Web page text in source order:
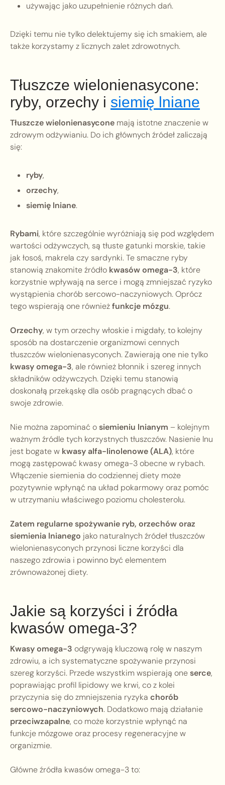
używając jako uzupełnienie różnych dań.
Dzięki temu nie tylko delektujemy się ich smakiem, ale
także korzystamy z licznych zalet zdrowotnych.
Tłuszcze wielonienasycone:
ryby, orzechy i siemię lniane
Tłuszcze wielonienasycone mają istotne znaczenie w
zdrowym odżywianiu. Do ich głównych źródeł zaliczają
się:
ryby,
orzechy,
siemię lniane.
Rybami, które szczególnie wyróżniają się pod względem
wartości odżywczych, są tłuste gatunki morskie, takie
jak łosoś, makrela czy sardynki. Te smaczne ryby
stanowią znakomite źródło kwasów omega-3, które
korzystnie wpływają na serce i mogą zmniejszać ryzyko
wystąpienia chorób sercowo-naczyniowych. Oprócz
tego wspierają one równieżfunkcje mózgu.
Orzechy, w tym orzechy włoskie i migdały, to kolejny
sposób na dostarczenie organizmowi cennych
tłuszczów wielonienasyconych. Zawierają one nie tylko
kwasy omega-3, ale również błonnik i szereg innych
składników odżywczych. Dzięki temu stanowią
doskonałą przekąskę dla osób pragnących dbać o
swoje zdrowie.
Nie można zapominać osiemieniu lnianym – kolejnym
ważnym źródle tych korzystnych tłuszczów. Nasienie lnu
jest bogate w kwasy alfa-linolenowe (ALA), które
mogą zastępować kwasy omega-3 obecne w rybach.
Włączenie siemienia do codziennej diety może
pozytywnie wpłynąć na układ pokarmowy oraz pomóc
w utrzymaniu właściwego poziomu cholesterolu.
Zatem regularne spożywanie ryb, orzechów oraz
siemienia lnianego jako naturalnych źródeł tłuszczów
wielonienasyconych przynosi liczne korzyści dla
naszego zdrowia i powinno być elementem
zrównoważonej diety.
Jakie są korzyści i źródła
kwasów omega-3?
Kwasy omega-3 odgrywają kluczową rolę w naszym
zdrowiu, a ich systematyczne spożywanie przynosi
szereg korzyści. Przede wszystkim wspierają oneserce,
poprawiając profil lipidowy we krwi, co z kolei
przyczynia się do zmniejszenia ryzyka chorób
sercowo-naczyniowych. Dodatkowo mają działanie
przeciwzapalne, co może korzystnie wpłynąć na
funkcje mózgowe oraz procesy regeneracyjne w
organizmie.
Główne źródła kwasów omega-3 to: